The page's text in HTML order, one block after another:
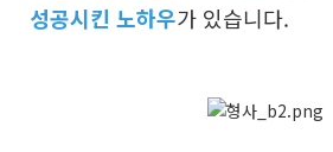
성공시킨 노하우가 있습니다.